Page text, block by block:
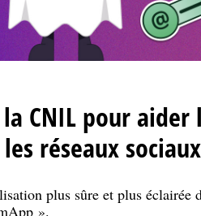
CNIL pour aider
réseaux sociaux
plus sûre et plus
».